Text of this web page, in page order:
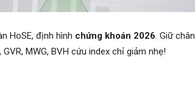
HoSE, định hình chứng khoán 2026. Giữ chân
MWG, BVH cứu index chỉ giảm nhẹ!